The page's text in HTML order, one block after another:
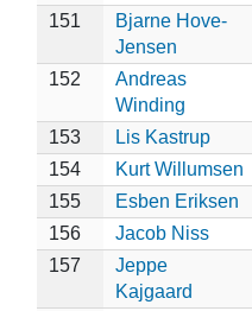
151
Bjarne Hove-
Jensen
152
Andreas
Winding
153 Lis Kastrup
154
Kurt Willumsen
155
Esben Eriksen
156
Jacob Niss
157
Jeppe
Kajgaard